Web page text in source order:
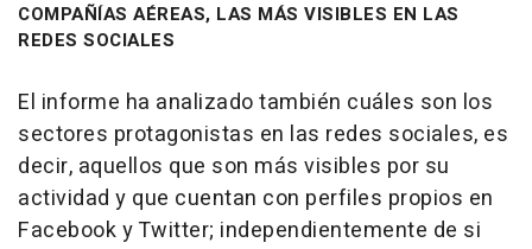
COMPAÑÍAS AÉREAS, LAS MÁS VISIBLES EN LAS
REDES SOCIALES
El informe ha analizado también cuáles son los
sectores protagonistas en las redes sociales, es
decir, aquellos que son más visibles por su
actividad y que cuentan con perfiles propios en
Facebook y Twitter; independientemente de si